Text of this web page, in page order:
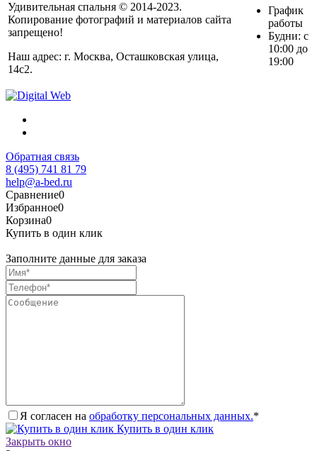
Удивительная спальня © 2014-2023.
Копирование фотографий и материалов сайта
запрещено!
Наш адрес: г. Москва, Осташковская улица,
14с2.
График
работы
Будни: с
10:00 до
19:00
Обратная связь
8 (495) 741 81 79
help@a-bed.ru
Сравнение0
Избранное0
Корзина0
Купить в один клик
Заполните данные для заказа
Я согласен на обработку персональных данных.*
Купить в один клик
Закрыть окно